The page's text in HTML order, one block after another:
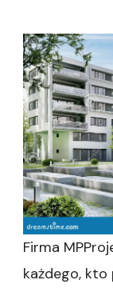
Firma
każdego, kto